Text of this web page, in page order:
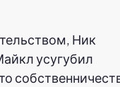
Ник
усугубил